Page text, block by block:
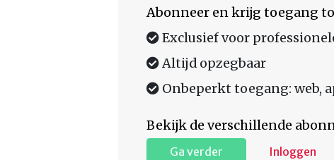
Abonneer en krijg toegang
Exclusief voor
Altijd opzegbaar
Onbeperkt toegang: web,
Bekijk de verschillende
Ga verder Inloggen